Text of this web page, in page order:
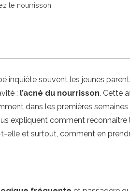
le nourrisson
inquiète souvent les jeunes
: l’acné du nourrisson. Cette
dans les premières
expliquent comment reconnaître
elle et surtout, comment en